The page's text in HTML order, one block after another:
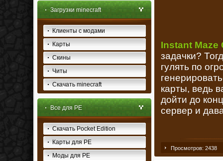
Загрузки minecraft
Клиенты с модами
Карты
Скины
Читы
Скачать minecraft
Все для PE
Скачать Pocket Edition
Карты для PE
Моды для PE
Instant Maze
задачки?
гулять по
карты, ведь
дойти до
сервер и
Просмотров: 2438